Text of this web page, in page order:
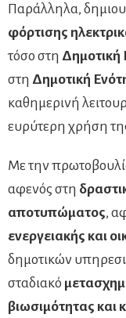
Παράλληλα,
φόρτισης
τόσο στη Δημοτική
στη Δημοτική
καθημερινή
ευρύτερη χρήση
Με την
αφενός στη
αποτυπώματος,
ενεργειακής και
δημοτικών
σταδιακό
βιωσιμότητας και